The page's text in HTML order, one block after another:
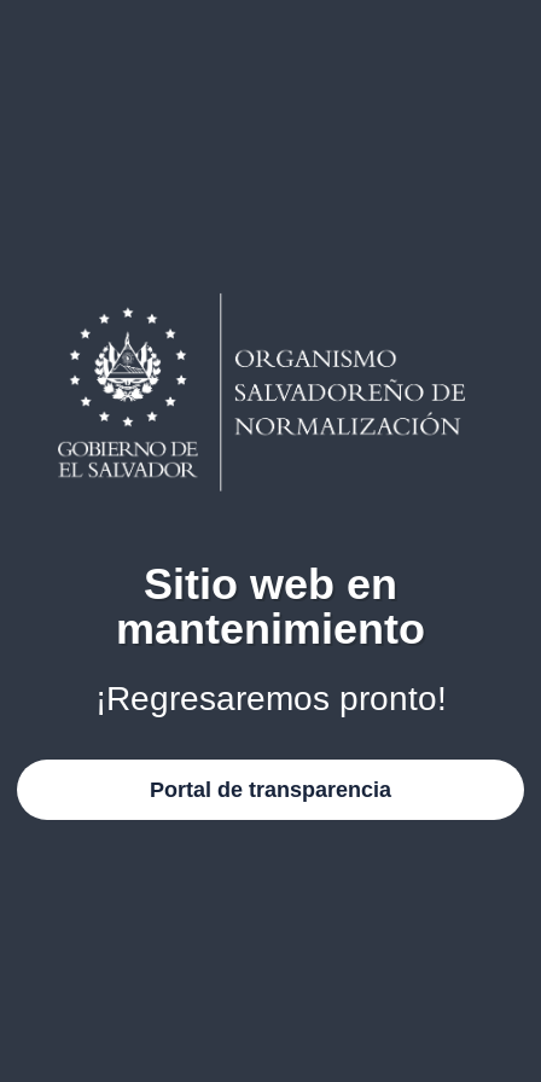
Sitio web en
mantenimiento
¡Regresaremos pronto!
Portal de transparencia